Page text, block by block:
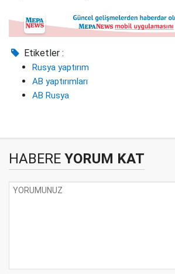
Etiketler :
Rusya yaptırım
AB yaptırımları
AB Rusya
HABERE YORUM KAT